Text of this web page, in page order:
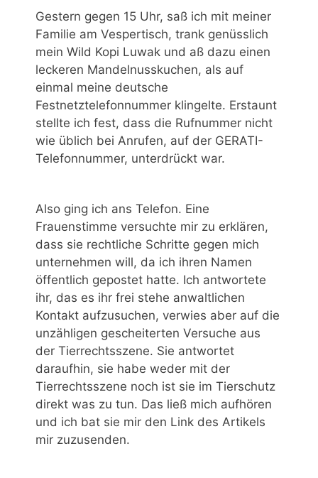
Gestern gegen 15 Uhr, saß ich mit meiner
Familie am Vespertisch, trank genüsslich
mein Wild Kopi Luwak und aß dazu einen
leckeren Mandelnusskuchen, als auf
einmal meine deutsche
Festnetztelefonnummer klingelte. Erstaunt
stellte ich fest, dass die Rufnummer nicht
wie üblich bei Anrufen, auf der GERATI-
Telefonnummer, unterdrückt war.
Also ging ich ans Telefon. Eine
Frauenstimme versuchte mir zu erklären,
dass sie rechtliche Schritte gegen mich
unternehmen will, da ich ihren Namen
öffentlich gepostet hatte. Ich antwortete
ihr, das es ihr frei stehe anwaltlichen
Kontakt aufzusuchen, verwies aber auf die
unzähligen gescheiterten Versuche aus
der Tierrechtsszene. Sie antwortet
daraufhin, sie habe weder mit der
Tierrechtsszene noch ist sie im Tierschutz
direkt was zu tun. Das ließ mich aufhören
und ich bat sie mir den Link des Artikels
mir zuzusenden.